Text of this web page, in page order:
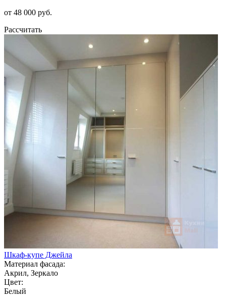
от 48 000 руб.
Рассчитать
Шкаф-купе Джейла
Материал фасада:
Акрил, Зеркало
Цвет:
Белый